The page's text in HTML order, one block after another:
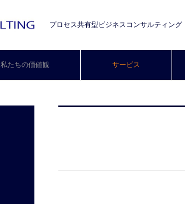
プロセス共有型ビジネスコンサルティング
私たちの価値観 サービス